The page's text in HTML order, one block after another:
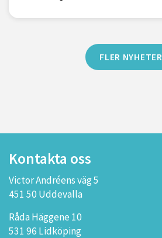
FLER NYHETER
Kontakta oss
Victor Andréens väg 5
451 50 Uddevalla
Råda Häggene 10
531 96 Lidköping